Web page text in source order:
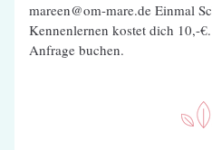
mareen@om-mare.de Einmal
Kennenlernen kostet dich 10,-
Anfrage buchen.